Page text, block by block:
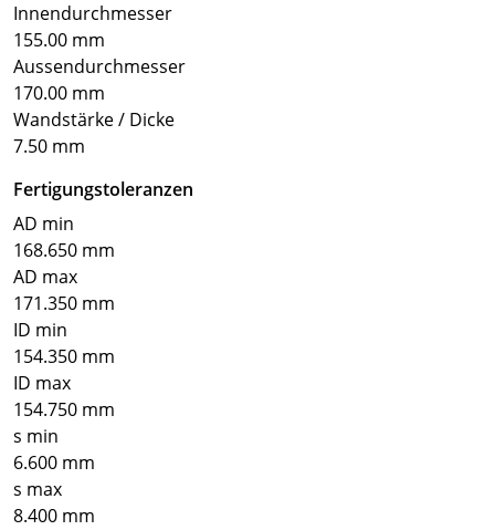
Innendurchmesser
155.00 mm
Aussendurchmesser
170.00 mm
Wandstärke / Dicke
7.50 mm
Fertigungstoleranzen
AD min
168.650 mm
AD max
171.350 mm
ID min
154.350 mm
ID max
154.750 mm
s min
6.600 mm
s max
8.400 mm